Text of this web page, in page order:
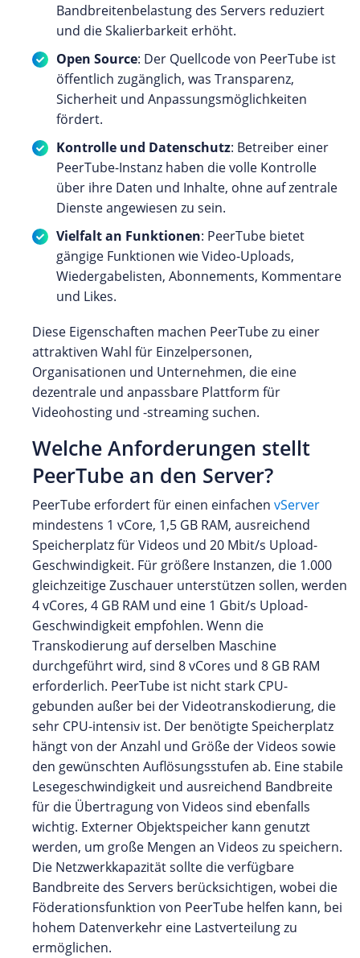
Bandbreitenbelastung des Servers reduziert
und die Skalierbarkeit erhöht.
Open Source: Der Quellcode von PeerTube ist
öffentlich zugänglich, was Transparenz,
Sicherheit und Anpassungsmöglichkeiten
fördert.
Kontrolle und Datenschutz: Betreiber einer
PeerTube-Instanz haben die volle Kontrolle
über ihre Daten und Inhalte, ohne auf zentrale
Dienste angewiesen zu sein.
Vielfalt an Funktionen: PeerTube bietet
gängige Funktionen wie Video-Uploads,
Wiedergabelisten, Abonnements, Kommentare
und Likes.
Diese Eigenschaften machen PeerTube zu einer
attraktiven Wahl für Einzelpersonen,
Organisationen und Unternehmen, die eine
dezentrale und anpassbare Plattform für
Videohosting und -streaming suchen.
Welche Anforderungen stellt
PeerTube an den Server?
PeerTube erfordert für einen einfachen vServer
mindestens 1 vCore, 1,5 GB RAM, ausreichend
Speicherplatz für Videos und 20 Mbit/s Upload-
Geschwindigkeit. Für größere Instanzen, die 1.000
gleichzeitige Zuschauer unterstützen sollen, werden
4 vCores, 4 GB RAM und eine 1 Gbit/s Upload-
Geschwindigkeit empfohlen. Wenn die
Transkodierung auf derselben Maschine
durchgeführt wird, sind 8 vCores und 8 GB RAM
erforderlich. PeerTube ist nicht stark CPU-
gebunden außer bei der Videotranskodierung, die
sehr CPU-intensiv ist. Der benötigte Speicherplatz
hängt von der Anzahl und Größe der Videos sowie
den gewünschten Auflösungsstufen ab. Eine stabile
Lesegeschwindigkeit und ausreichend Bandbreite
für die Übertragung von Videos sind ebenfalls
wichtig. Externer Objektspeicher kann genutzt
werden, um große Mengen an Videos zu speichern.
Die Netzwerkkapazität sollte die verfügbare
Bandbreite des Servers berücksichtigen, wobei die
Föderationsfunktion von PeerTube helfen kann, bei
hohem Datenverkehr eine Lastverteilung zu
ermöglichen.